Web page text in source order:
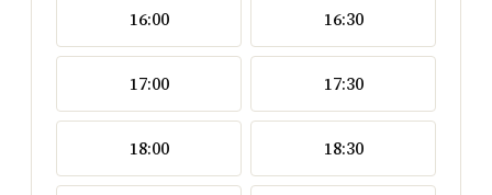
16:00 16:30
17:00 17:30
18:00 18:30